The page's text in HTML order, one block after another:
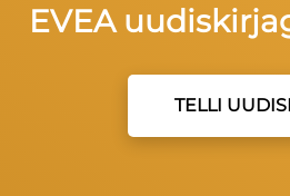
EVEA
TELLI